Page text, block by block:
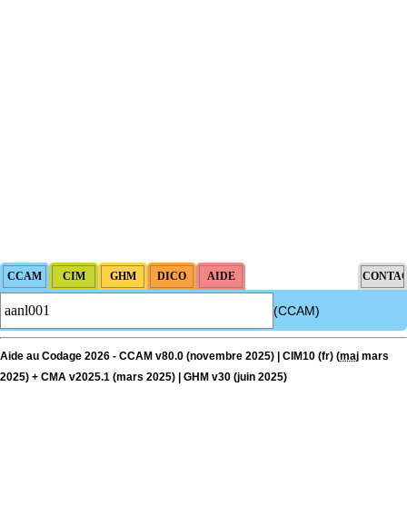
(CCAM)
Aide au Codage 2026 - CCAM v80.0 (novembre 2025) | CIM10 (fr) (maj mars
2025) + CMA v2025.1 (mars 2025) | GHM v30 (juin 2025)